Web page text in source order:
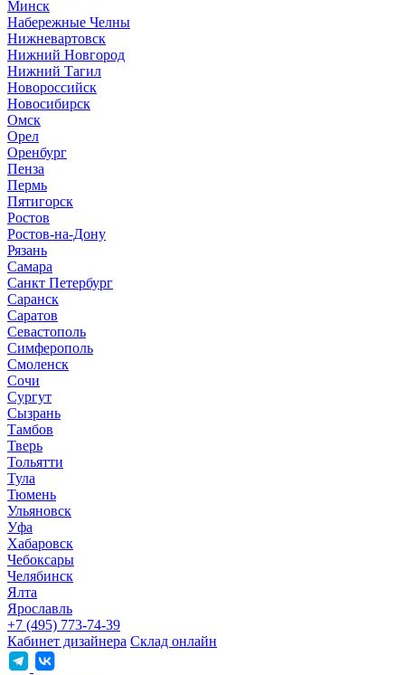
Минск
Набережные Челны
Нижневартовск
Нижний Новгород
Нижний Тагил
Новороссийск
Новосибирск
Омск
Орел
Оренбург
Пенза
Пермь
Пятигорск
Ростов
Ростов-на-Дону
Рязань
Самара
Санкт Петербург
Саранск
Саратов
Севастополь
Симферополь
Смоленск
Сочи
Сургут
Сызрань
Тамбов
Тверь
Тольятти
Тула
Тюмень
Ульяновск
Уфа
Хабаровск
Чебоксары
Челябинск
Ялта
Ярославль
+7 (495) 773-74-39
Кабинет дизайнера Склад онлайн